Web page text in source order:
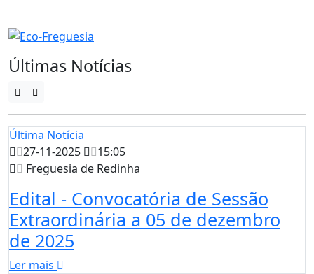
Últimas Notícias
Última Notícia
27-11-2025
15:05
Freguesia de Redinha
Edital - Convocatória de Sessão
Extraordinária a 05 de dezembro
de 2025
Ler mais